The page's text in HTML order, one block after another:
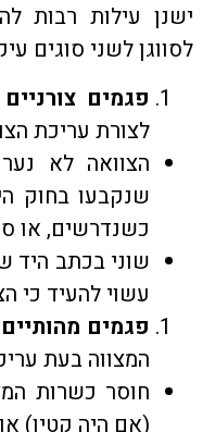
ישנן עילות רבות
לסווגן לשני סוגים
פגמים צורניים
לצורת עריכת
הצוואה לא
שנקבעו בחוק
כשנדרשים, או
שוני בכתב היד
עשוי להעיד כי
פגמים מהותיים
המצווה בעת
חוסר כשרות
(אם היה קטין)